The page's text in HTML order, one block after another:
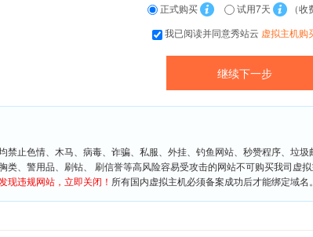
正式购买 试用7天
（收
我已阅读并同意秀站云 虚拟主机购
禁止色情、木马、病毒、诈骗、私服、外挂、钓鱼网站、秒赞程序、垃
类、警用品、刷钻、 刷信誉等高风险容易受攻击的网站不可购买我司虚
现违规网站，立即关闭！ 所有国内虚拟主机必须备案成功后才能绑定域